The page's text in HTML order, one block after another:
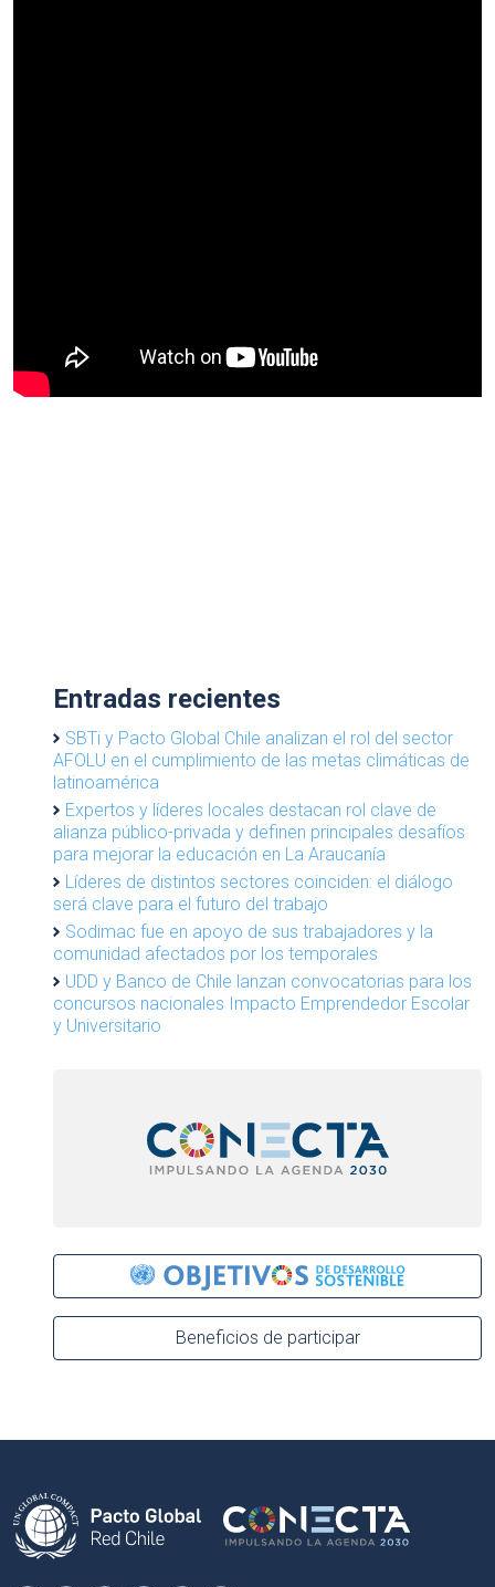
Entradas recientes
SBTi y Pacto Global Chile analizan el rol del sector
AFOLU en el cumplimiento de las metas climáticas de
latinoamérica
Expertos y líderes locales destacan rol clave de
alianza público-privada y definen principales desafíos
para mejorar la educación en La Araucanía
Líderes de distintos sectores coinciden: el diálogo
será clave para el futuro del trabajo
Sodimac fue en apoyo de sus trabajadores y la
comunidad afectados por los temporales
UDD y Banco de Chile lanzan convocatorias para los
concursos nacionales Impacto Emprendedor Escolar
y Universitario
Beneficios de participar